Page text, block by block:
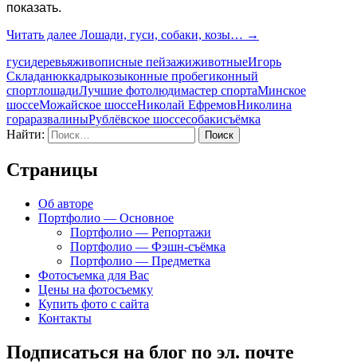
показать.
Читать далее Лошади, гуси, собаки, козы… →
гусидеревьяживописные пейзажиживотныеИгорь
Складанюккадрыкозыконные пробегиконный
спортлошадиЛучшие фотолюдимастер спортаМинское
шоссеМожайское шоссеНиколай ЕфремовНиколина
гораразвалиныРублёвское шоссесобакисъёмка
Найти:
Страницы
Об авторе
Портфолио — Основное
Портфолио — Репортажи
Портфолио — Фэшн-съёмка
Портфолио — Предметка
Фотосъемка для Вас
Цены на фотосъемку
Купить фото с сайта
Контакты
Подписаться на блог по эл. почте